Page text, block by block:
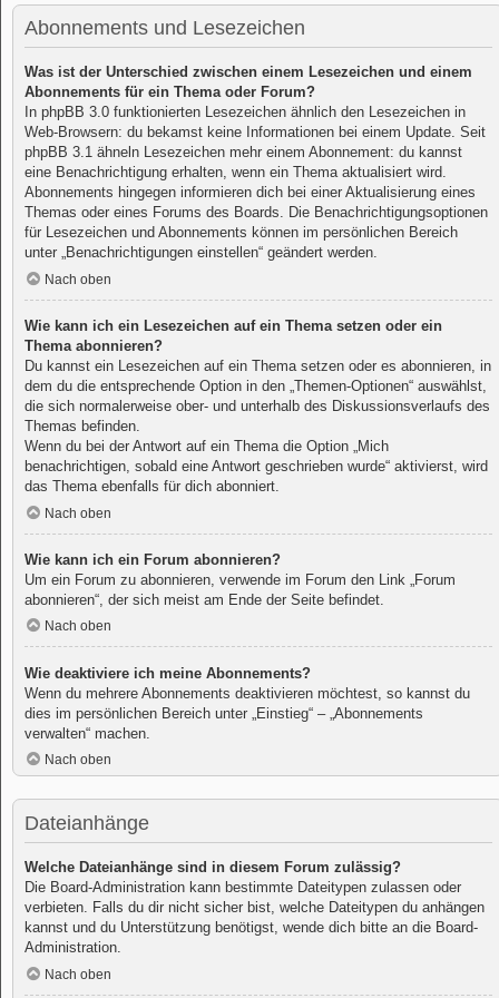
Abonnements und Lesezeichen
Was ist der Unterschied zwischen einem Lesezeichen und einem
Abonnements für ein Thema oder Forum?
In phpBB 3.0 funktionierten Lesezeichen ähnlich den Lesezeichen in
Web-Browsern: du bekamst keine Informationen bei einem Update. Seit
phpBB 3.1 ähneln Lesezeichen mehr einem Abonnement: du kannst
eine Benachrichtigung erhalten, wenn ein Thema aktualisiert wird.
Abonnements hingegen informieren dich bei einer Aktualisierung eines
Themas oder eines Forums des Boards. Die Benachrichtigungsoptionen
für Lesezeichen und Abonnements können im persönlichen Bereich
unter „Benachrichtigungen einstellen“ geändert werden.
Nach oben
Wie kann ich ein Lesezeichen auf ein Thema setzen oder ein
Thema abonnieren?
Du kannst ein Lesezeichen auf ein Thema setzen oder es abonnieren, in
dem du die entsprechende Option in den „Themen-Optionen“ auswählst,
die sich normalerweise ober- und unterhalb des Diskussionsverlaufs des
Themas befinden.
Wenn du bei der Antwort auf ein Thema die Option „Mich
benachrichtigen, sobald eine Antwort geschrieben wurde“ aktivierst, wird
das Thema ebenfalls für dich abonniert.
Nach oben
Wie kann ich ein Forum abonnieren?
Um ein Forum zu abonnieren, verwende im Forum den Link „Forum
abonnieren“, der sich meist am Ende der Seite befindet.
Nach oben
Wie deaktiviere ich meine Abonnements?
Wenn du mehrere Abonnements deaktivieren möchtest, so kannst du
dies im persönlichen Bereich unter „Einstieg“ – „Abonnements
verwalten“ machen.
Nach oben
Dateianhänge
Welche Dateianhänge sind in diesem Forum zulässig?
Die Board-Administration kann bestimmte Dateitypen zulassen oder
verbieten. Falls du dir nicht sicher bist, welche Dateitypen du anhängen
kannst und du Unterstützung benötigst, wende dich bitte an die Board-
Administration.
Nach oben